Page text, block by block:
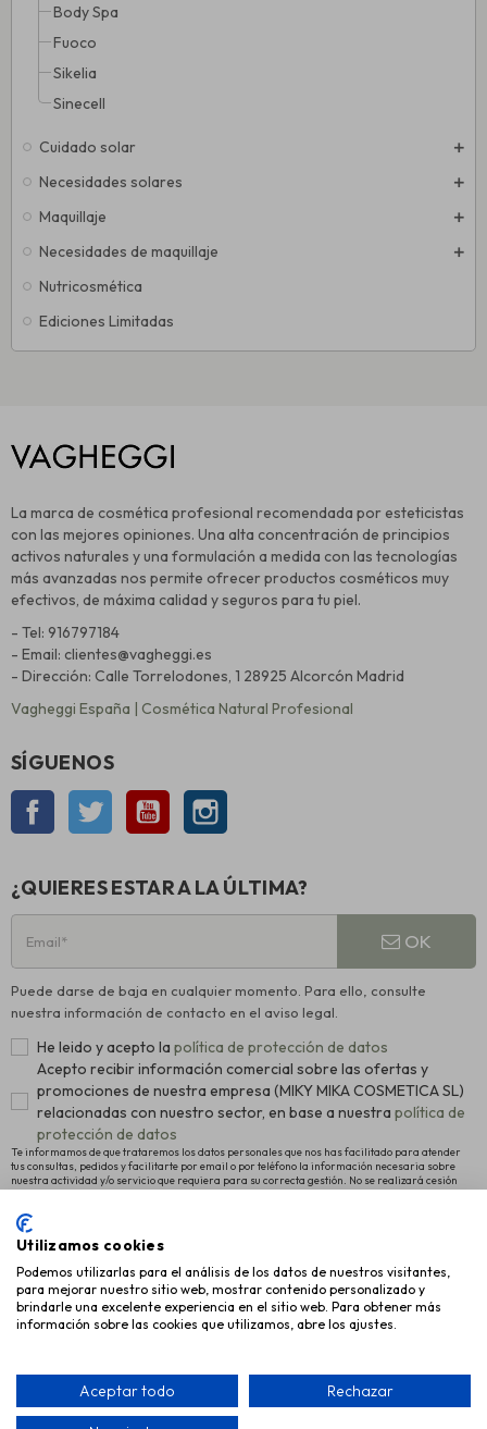
Body Spa
Fuoco
Sikelia
Sinecell
Cuidado solar
Necesidades solares
Maquillaje
Necesidades de maquillaje
Nutricosmética
Ediciones Limitadas
La marca de cosmética profesional recomendada por esteticistas
con las mejores opiniones. Una alta concentración de principios
activos naturales y una formulación a medida con las tecnologías
más avanzadas nos permite ofrecer productos cosméticos muy
efectivos, de máxima calidad y seguros para tu piel.
- Tel: 916797184
- Email: clientes@vagheggi.es
- Dirección: Calle Torrelodones, 1 28925 Alcorcón Madrid
Vagheggi España | Cosmética Natural Profesional
SÍGUENOS
Facebook Twitter YouTube
¿QUIERES ESTAR A LA ÚLTIMA?
OK
Puede darse de baja en cualquier momento. Para ello, consulte
nuestra información de contacto en el aviso legal.
He leido y acepto la política de protección de datos
Acepto recibir información comercial sobre las ofertas y
promociones de nuestra empresa (MIKY MIKA COSMETICA SL)
relacionadas con nuestro sector, en base a nuestra política de
protección de datos
Te informamos de que trataremos los datos personales que nos has facilitado para atender
tus consultas, pedidos y facilitarte por email o por teléfono la información necesaria sobre
nuestra actividad y/o servicio que requiera para su correcta gestión. No se realizará cesión
alguna a terceros. La legitimación para el tratamiento es el consentimiento manifestado para
novedades. Para más información y conocer cómo ejercitar tus derechos de acceso,
rectificación y supresión, así como otros, pulsa
INFORMACIÓN
AYUDA
EMPRESA
Utilizamos cookies
Podemos utilizarlas para el análisis de los datos de nuestros visitantes,
para mejorar nuestro sitio web, mostrar contenido personalizado y
brindarle una excelente experiencia en el sitio web. Para obtener más
información sobre las cookies que utilizamos, abre los ajustes.
Aceptar todo Rechazar